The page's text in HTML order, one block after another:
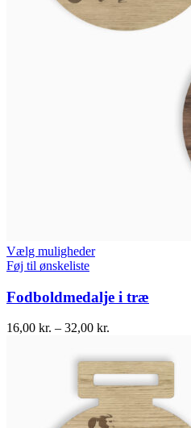
Vælg muligheder
Føj til ønskeliste
Fodboldmedalje i træ
16,00 kr. – 32,00 kr.